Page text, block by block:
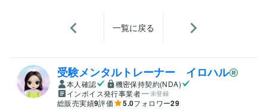
一覧に戻る
受験メンタルトレーナー イロハル
本人確認
機密保持契約(NDA)
インボイス発行事業者
未登録
総販売実績9評価 5.0フォロワー29